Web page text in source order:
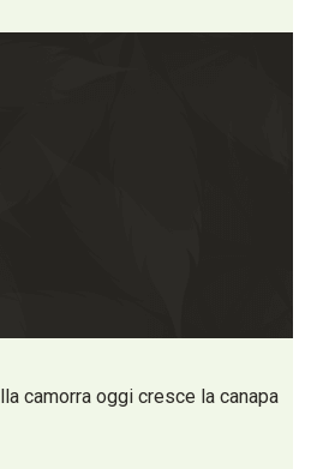
camorra oggi cresce la canapa